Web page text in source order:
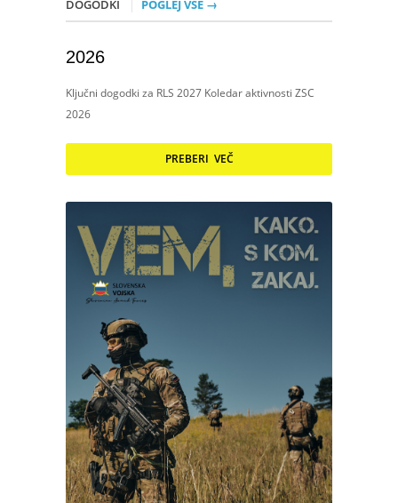
DOGODKI POGLEJ VSE →
2026
Ključni dogodki za RLS 2027 Koledar aktivnosti ZSC
2026
PREBERI VEČ